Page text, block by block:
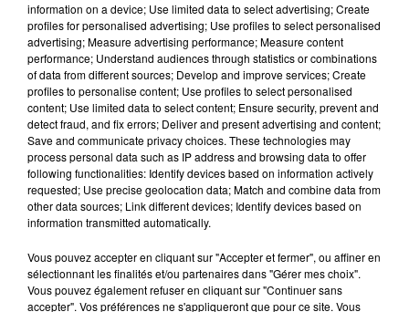
Musique
7 août 2026
Madonna sort enfin le remix de « Love
Sensation » avec Kylie Minogue
7 août 2026
Angèle et Amélie Lens dévoilent leur
collaboration tant attendue
information on a device; Use limited data to select advertising; Create
profiles for personalised advertising; Use profiles to select personalised
advertising; Measure advertising performance; Measure content
performance; Understand audiences through statistics or combinations
of data from different sources; Develop and improve services; Create
profiles to personalise content; Use profiles to select personalised
content; Use limited data to select content; Ensure security, prevent and
detect fraud, and fix errors; Deliver and present advertising and content;
Save and communicate privacy choices. These technologies may
process personal data such as IP address and browsing data to offer
following functionalities: Identify devices based on information actively
requested; Use precise geolocation data; Match and combine data from
other data sources; Link different devices; Identify devices based on
information transmitted automatically.
Vous pouvez accepter en cliquant sur "Accepter et fermer", ou affiner en
sélectionnant les finalités et/ou partenaires dans "Gérer mes choix".
Vous pouvez également refuser en cliquant sur "Continuer sans
accepter". Vos préférences ne s'appliqueront que pour ce site. Vous